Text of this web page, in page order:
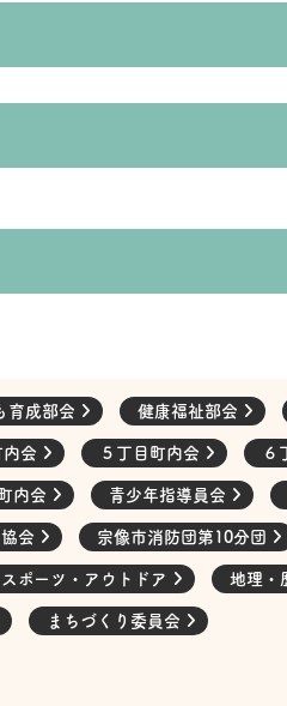
育成部会 健康福祉部会
内会 ５丁目町内会 ６
内会 青少年指導員会
会 宗像市消防団第10分団
スポーツ・アウトドア 地理・
まちづくり委員会